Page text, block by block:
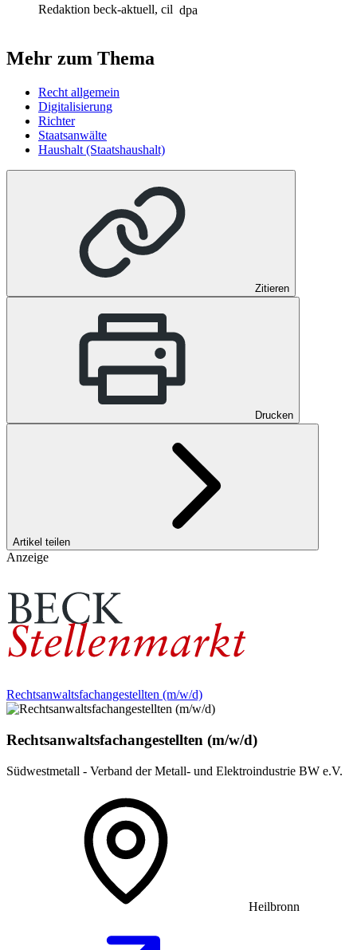
Redaktion beck-aktuell, cil dpa
Mehr zum Thema
Recht allgemein
Digitalisierung
Richter
Staatsanwälte
Haushalt (Staatshaushalt)
Zitieren
Drucken
Artikel teilen
Anzeige
Rechtsanwaltsfachangestellten (m/w/d)
Rechtsanwaltsfachangestellten (m/w/d)
Südwestmetall - Verband der Metall- und Elektroindustrie BW e.V.
Heilbronn